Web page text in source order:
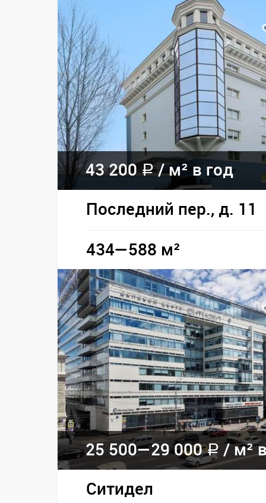
43 200a /м² в год
Последний пер., д. 11
434—588 м²
25 500—29 000a /м²
Ситидел